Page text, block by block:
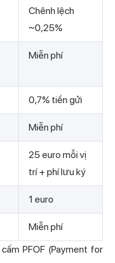
Chênh lệch
~0,25%
Miễn phí
0,7% tiền gửi
Miễn phí
25 euro mỗi vị
trí + phí lưu ký
1 euro
Miễn phí
PFOF (Payment for